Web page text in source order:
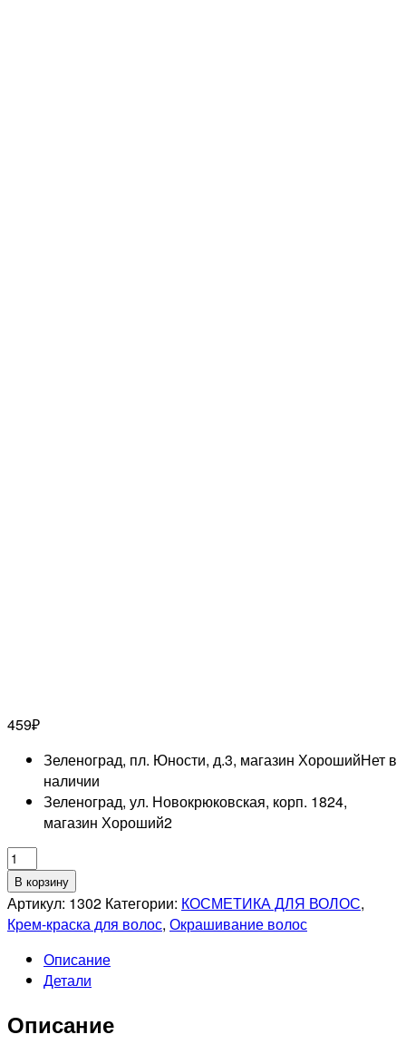
459₽
Зеленоград, пл. Юности, д.3, магазин ХорошийНет в
наличии
Зеленоград, ул. Новокрюковская, корп. 1824,
магазин Хороший2
Количество
товара
KAPOUS
PROFESSIONNEL
HYALURONIK
ACID
КРЕМ-
В корзину
Артикул: 1302 Категории: КОСМЕТИКА ДЛЯ ВОЛОС,
Крем-краска для волос, Окрашивание волос
Описание
Детали
Описание